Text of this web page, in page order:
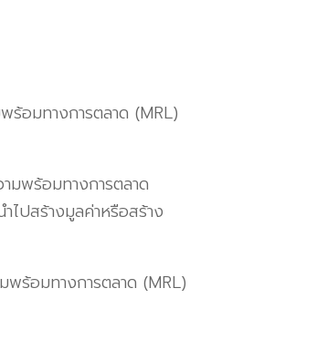
พร้อมทางการตลาด(MRL)
ามพร้อมทางการตลาด
ไปสร้างมูลค่าหรือสร้าง
มพร้อมทางการตลาด(MRL)